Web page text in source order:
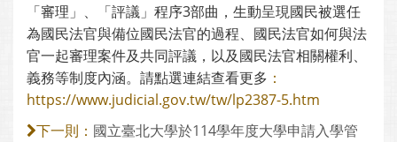
「審理」、「評議」程序3部曲，生動呈現國民被選任
為國民法官與備位國民法官的過程、國民法官如何與法
官一起審理案件及共同評議，以及國民法官相關權利、
義務等制度內涵。請點選連結查看更多 ：
https://www.judicial.gov.tw/tw/lp2387-5.htm
下一則： 國立臺北大學於114學年度大學申請入學管